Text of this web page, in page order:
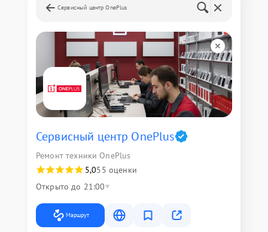
Сервисный центр OnePlus
Сервисный центр OnePlus
Ремонт техники OnePlus
5,055 оценки
Открыто до 21:00
Маршрут